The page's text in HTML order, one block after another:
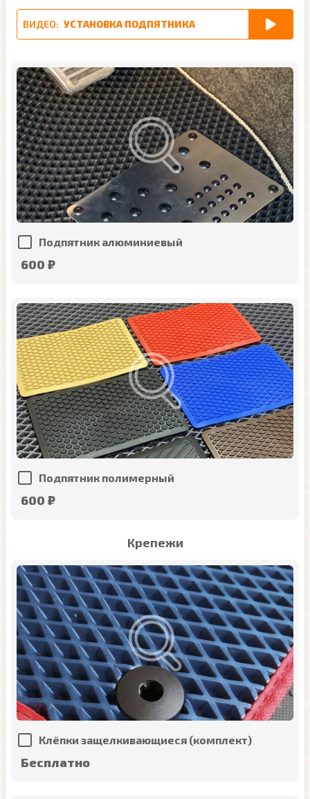
ВИДЕО: УСТАНОВКА ПОДПЯТНИКА
Подпятник алюминиевый
600 ₽
Подпятник полимерный
600 ₽
Крепежи
Клёпки защелкивающиеся (комплект)
Бесплатно